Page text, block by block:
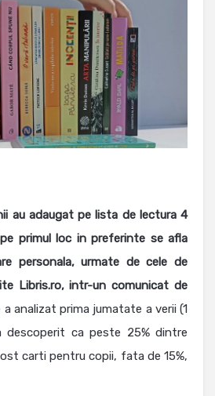
au adaugat pe lista de lectura 4
primul loc in preferinte se afla
personala, urmate de cele de
Libris.ro, intr-un comunicat de
a analizat prima jumatate a verii (1
descoperit ca peste 25% dintre
carti pentru copii, fata de 15%,